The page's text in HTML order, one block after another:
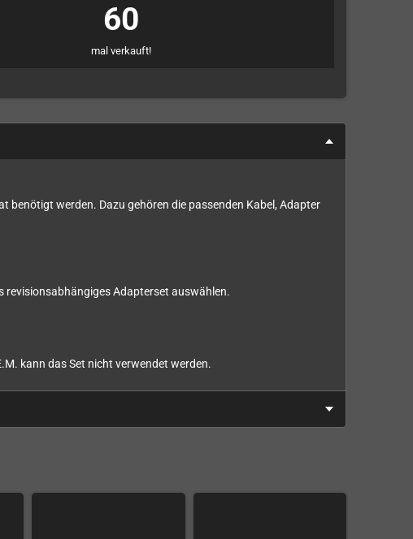
60
mal verkauft!
benötigt werden. Dazu gehören die passenden Kabel, Adapter
revisionsabhängiges Adapterset auswählen.
kann das Set nicht verwendet werden.